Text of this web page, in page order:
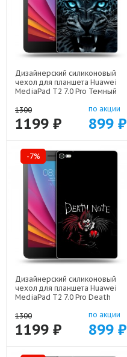
Дизайнерский силиконовый
чехол для планшета Huawei
MediaPad T2 7.0 Pro Темный
1300
1199 ₽
по акции
899 ₽
-7%
Дизайнерский силиконовый
чехол для планшета Huawei
MediaPad T2 7.0 Pro Death
44194-22524
1300
1199 ₽
по акции
899 ₽